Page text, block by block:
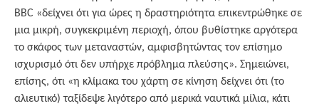
BBC «δείχνει ότι για ώρες η δραστηριότητα επικεντρώθηκε σε
μια μικρή, συγκεκριμένη περιοχή, όπου βυθίστηκε αργότερα
το σκάφος των μεταναστών, αμφισβητώντας τον επίσημο
ισχυρισμό ότι δεν υπήρχε πρόβλημα πλεύσης». Σημειώνει,
επίσης, ότι «η κλίμακα του χάρτη σε κίνηση δείχνει ότι (το
αλιευτικό) ταξίδεψε λιγότερο από μερικά ναυτικά μίλια, κάτι